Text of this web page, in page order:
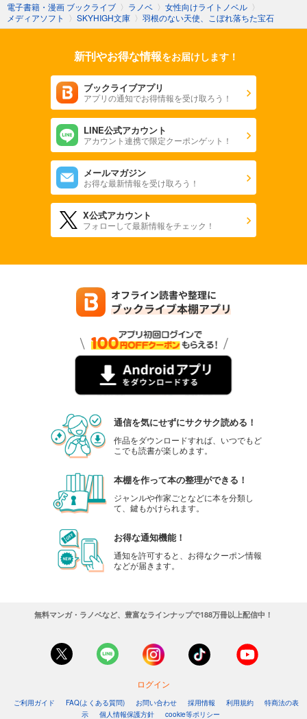
電子書籍・漫画 ブックライブ 〉 ラノベ 〉 女性向けライトノベル 〉
メディアソフト
〉 SKYHIGH文庫 〉 羽根のない天使、こぼれ落ちた宝石
新刊やお得な情報をお届けします！
ブックライブアプリ
アプリの通知でお得情報を受け取ろう！
LINE公式アカウント
アカウント連携で限定クーポンゲット！
メールマガジン
お得な最新情報を受け取ろう！
X公式アカウント
フォローして最新情報をチェック！
通信を気にせずにサクサク読める！
作品をダウンロードすれば、いつでもど
こでも読書が楽しめます。
本棚を作って本の整理ができる！
ジャンルや作家ごとなどに本を分類し
て、鍵もかけられます。
お得な通知機能！
通知を許可すると、お得なクーポン情報
などが届きます。
無料マンガ・ラノベなど、豊富なラインナップで188万冊以上配信中！
ログイン
ご利用ガイド FAQ(よくある質問) お問い合わせ 採用情報 利用規約
特商法の表
示
個人情報保護方針 cookie等ポリシー